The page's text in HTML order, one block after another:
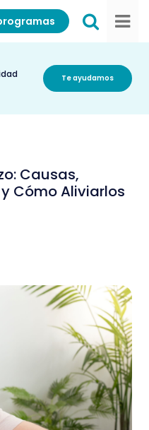
Te ayudamos
Causas,
Cómo Aliviarlos